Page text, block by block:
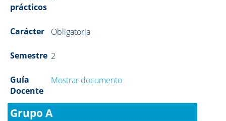
prácticos
Carácter Obligatoria
Semestre 2
Guía
Docente
Mostrar documento
Grupo A